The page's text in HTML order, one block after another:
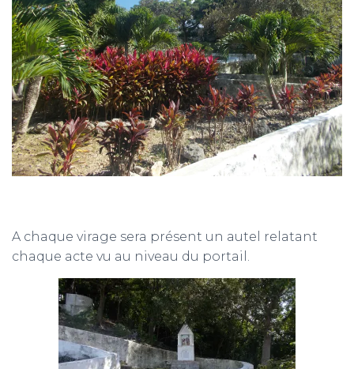
A chaque virage sera présent un autel relatant
chaque acte vu au niveau du portail.